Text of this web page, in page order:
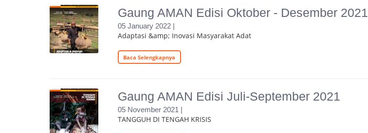
Gaung AMAN Edisi Oktober - Desember 2021
05 January 2022 |
Adaptasi &amp; Inovasi Masyarakat Adat
Baca Selengkapnya
Gaung AMAN Edisi Juli-September 2021
05 November 2021 |
TANGGUH DI TENGAH KRISIS